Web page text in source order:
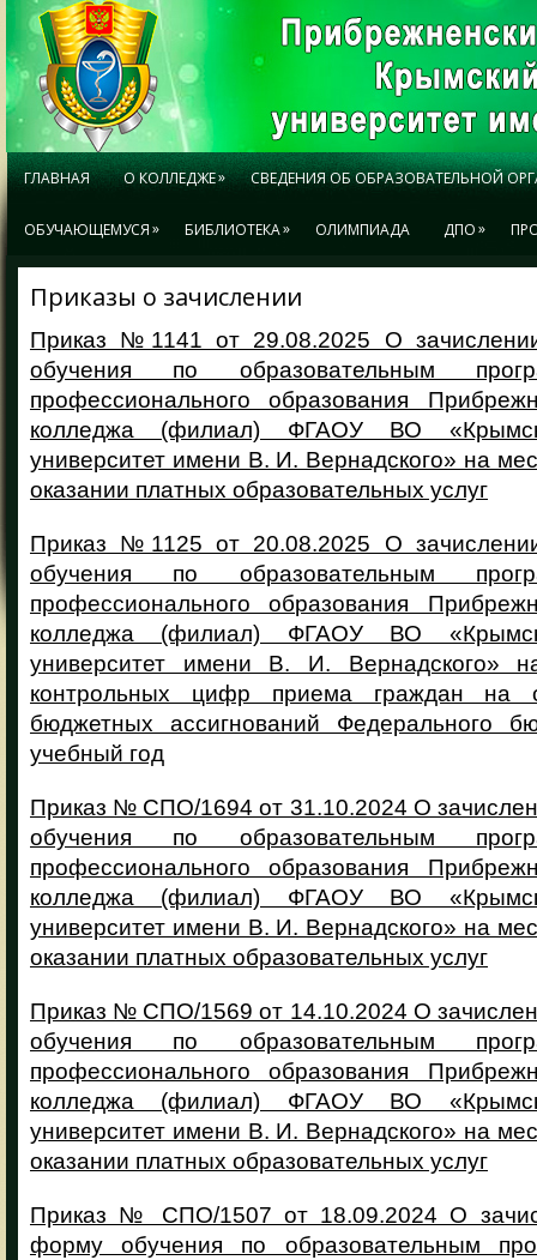
ГЛАВНАЯ О КОЛЛЕДЖЕ» СВЕДЕНИЯ ОБ ОБРАЗОВАТЕЛЬНОЙ
ОБУЧАЮЩЕМУСЯ» БИБЛИОТЕКА» ОЛИМПИАДА ДПО»
Приказы о зачислении
Приказ №1141 от 29.08.2025 О
обучения по образовательным
профессионального образования
колледжа (филиал) ФГАОУ ВО
университет имени В. И. Вернадского» на
оказании платных образовательных услуг
Приказ №1125 от 20.08.2025 О
обучения по образовательным
профессионального образования
колледжа (филиал) ФГАОУ ВО
университет имени В. И. Вернадского»
контрольных цифр приема граждан на
бюджетных ассигнований Федерального
учебный год
Приказ № СПО/1694 от 31.10.2024 О
обучения по образовательным
профессионального образования
колледжа (филиал) ФГАОУ ВО
университет имени В. И. Вернадского» на
оказании платных образовательных услуг
Приказ № СПО/1569 от 14.10.2024 О
обучения по образовательным
профессионального образования
колледжа (филиал) ФГАОУ ВО
университет имени В. И. Вернадского» на
оказании платных образовательных услуг
Приказ № СПО/1507 от 18.09.2024 О
форму обучения по образовательным